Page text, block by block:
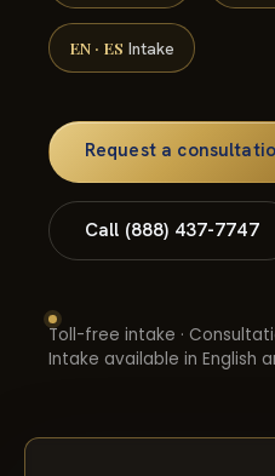
EN · ES Intake
Request a
Call (888) 437-7747
Toll-free intake ·
Intake available in English